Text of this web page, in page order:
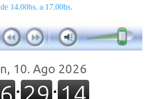
de 14.00hs. a 17.00hs.